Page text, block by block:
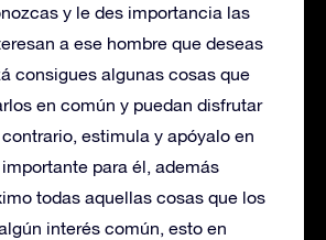
y le des importancia las
a ese hombre que deseas
consigues algunas cosas que
en común y puedan disfrutar
estimula y apóyalo en
para él, además
todas aquellas cosas que los
interés común, esto en